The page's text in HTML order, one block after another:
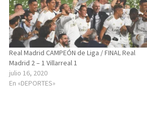
Real Madrid CAMPEÓN de Liga / FINAL Real
Madrid 2 – 1 Villarreal 1
julio 16, 2020
En «DEPORTES»